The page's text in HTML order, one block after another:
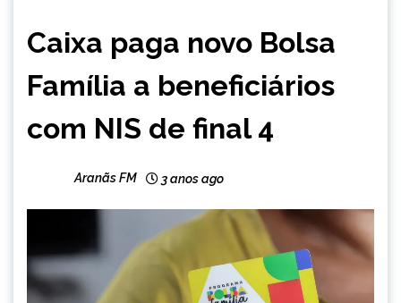
Caixa paga novo Bolsa
Família a beneficiários
com NIS de final 4
Aranãs FM 3 anos ago